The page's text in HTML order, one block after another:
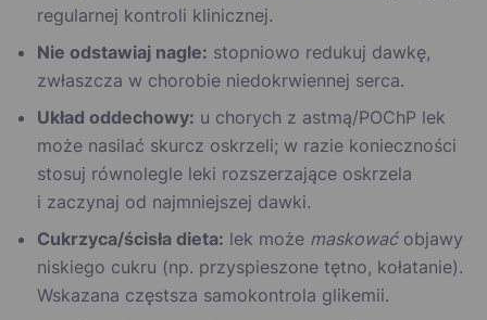
regularnej kontroli klinicznej.
Nie odstawiaj nagle: stopniowo redukuj dawkę,
zwłaszcza w chorobie niedokrwiennej serca.
Układ oddechowy: u chorych z astmą/POChP lek
może nasilać skurcz oskrzeli; w razie konieczności
stosuj równolegle leki rozszerzające oskrzela
i zaczynaj od najmniejszej dawki.
Cukrzyca/ścisła dieta: lek może maskowaćobjawy
niskiego cukru (np. przyspieszone tętno, kołatanie).
Wskazana częstsza samokontrola glikemii.